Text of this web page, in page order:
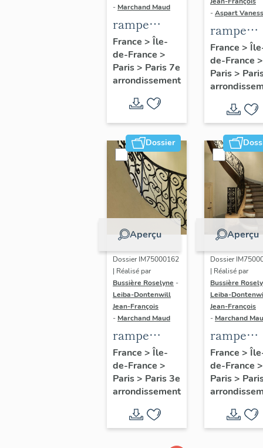
- Marchand Maud
rampe
d'appui,
escalier
d'honneur
Maisons,
puis Pozzo
di Borgo
France > Île-
de-France >
Paris> Paris 7e
arrondissement
-Aspart
rampe
d'appui,
escalier
l' hôtel
Brochet
Saint-
Institut
d'études
(non
France >
de-France >
Paris>
Dossier
Aperçu
Dossier IM75000162
| Réalisé par
Bussière Roselyne -
Leiba-Dontenwill
Jean-François
- Marchand Maud
rampe
d'appui,
escalier
secondaire
Vigny (non
étudié)
France > Île-
de-France >
Paris> Paris 3e
arrondissement
Aperçu
Dossier
| Réalisé par
Bussière
Leiba-
Jean-François
- Marchand
rampe
d'appui,
escalier
la
cochère
(non
France >
de-France >
Paris>